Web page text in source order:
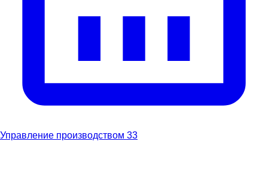
Управление производством 33